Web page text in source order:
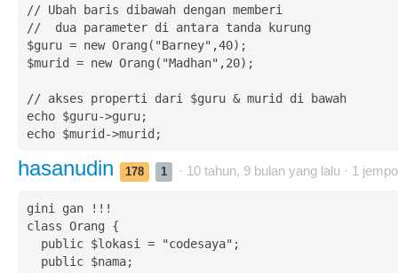
// Ubah baris dibawah dengan memberi
//  dua parameter di antara tanda kurung
$guru = new Orang("Barney",40);
$murid = new Orang("Madhan",20);
// akses properti dari $guru & murid di bawah
echo $guru->guru;
echo $murid->murid;
hasanudin 178 1 · 10 tahun, 9 bulan yang lalu · 1
gini gan !!!
class Orang {